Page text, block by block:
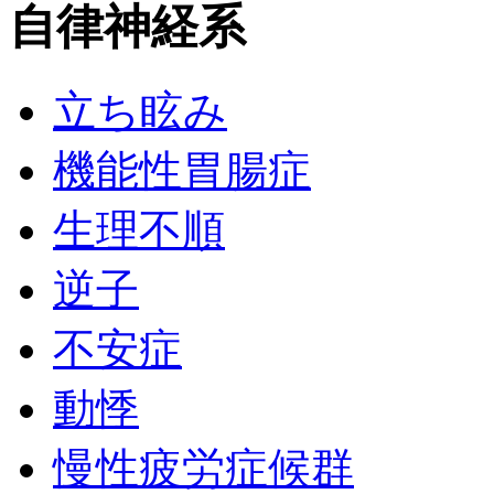
自律神経系
立ち眩み
機能性胃腸症
生理不順
逆子
不安症
動悸
慢性疲労症候群